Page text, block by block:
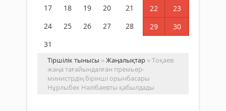
17
18 19 20 21 22
23
24
25 26 27 28 29
30
31
Тіршілік тынысы »Жаңалықтар » Тоқаев
жаңа тағайындалған премьер-
министрдің бірінші орынбасары
Нұрлыбек Нәлібаевты қабылдады